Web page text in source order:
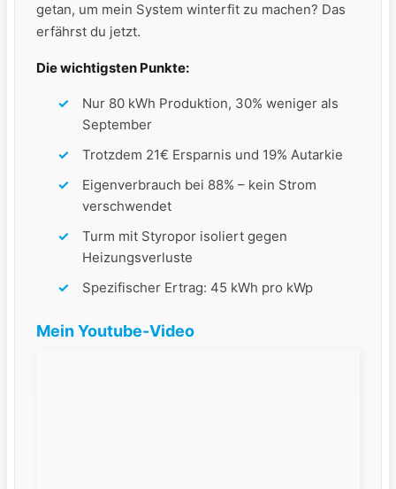
getan, um mein System winterfit zu machen? Das
erfährst du jetzt.
Die wichtigsten Punkte:
Nur 80 kWh Produktion, 30% weniger als
September
Trotzdem 21€ Ersparnis und 19% Autarkie
Eigenverbrauch bei 88% – kein Strom
verschwendet
Turm mit Styropor isoliert gegen
Heizungsverluste
Spezifischer Ertrag: 45 kWh pro kWp
Mein Youtube-Video